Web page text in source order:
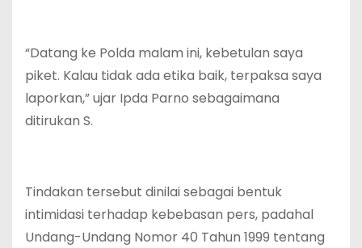
“Datang ke Polda malam ini, kebetulan saya
piket. Kalau tidak ada etika baik, terpaksa saya
laporkan,” ujar Ipda Parno sebagaimana
ditirukan S.
Tindakan tersebut dinilai sebagai bentuk
intimidasi terhadap kebebasan pers, padahal
Undang-Undang Nomor 40 Tahun 1999 tentang